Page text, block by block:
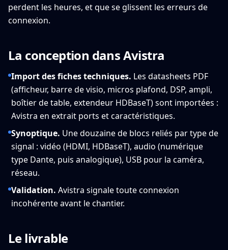
perdent les heures, et que se glissent les erreurs de
connexion.
La conception dans Avistra
Import des fiches techniques. Les datasheets PDF
(afficheur, barre de visio, micros plafond, DSP, ampli,
boîtier de table, extendeur HDBaseT) sont importées :
Avistra en extrait ports et caractéristiques.
Synoptique. Une douzaine de blocs reliés par type de
signal : vidéo (HDMI, HDBaseT), audio (numérique
type Dante, puis analogique), USB pour la caméra,
réseau.
Validation. Avistra signale toute connexion
incohérente avant le chantier.
Le livrable